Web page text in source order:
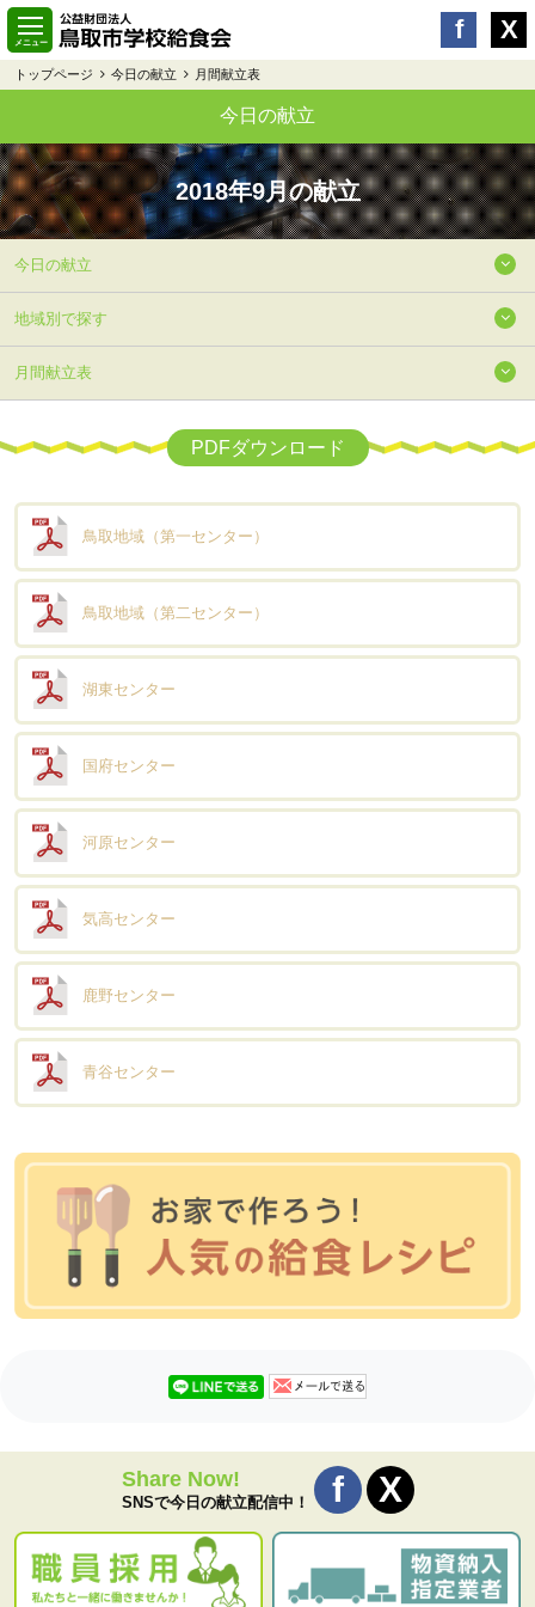
トップページ 今日の献立 月間献立表
今日の献立
2018年9月の献立
今日の献立
地域別で探す
月間献立表
PDFダウンロード
鳥取地域（第一センター）
鳥取地域（第二センター）
湖東センター
国府センター
河原センター
気高センター
鹿野センター
青谷センター
Share Now!
SNSで今日の献立配信中！